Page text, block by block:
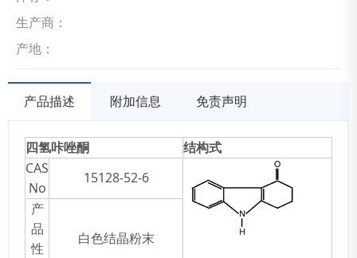
生产商：
产地：
产品描述 附加信息 免责声明
四氢咔唑酮
结构式
CAS
No
15128-52-6
产
品
性
白色结晶粉末